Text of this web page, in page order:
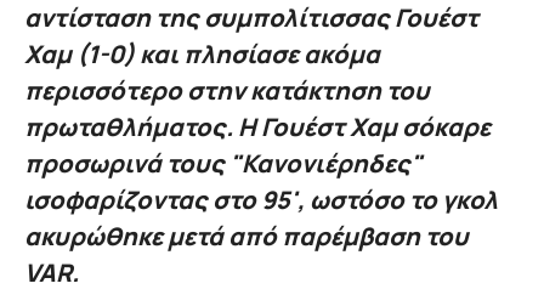
αντίσταση της συμπολίτισσας Γουέστ
Χαμ (1-0) και πλησίασε ακόμα
περισσότερο στην κατάκτηση του
πρωταθλήματος. Η Γουέστ Χαμ σόκαρε
προσωρινά τους "Κανονιέρηδες"
ισοφαρίζοντας στο 95', ωστόσο το γκολ
ακυρώθηκε μετά από παρέμβαση του
VAR.